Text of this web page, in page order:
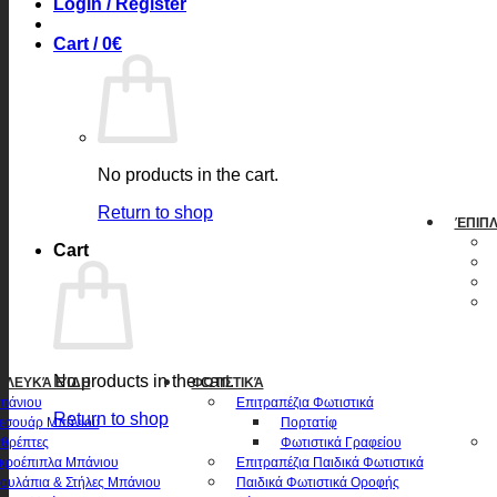
Login / Register
Cart /0€
No products in the cart.
Return to shop
Cart
No products in the cart.
Return to shop
ΛΕΥΚΆ ΕΊΔΗ
Μπάνιου
Μπάνιου
& Στήλες Μπάνιου
ΦΩΤΙΣΤΙΚΆ
Επιτραπέζια Φωτιστικά
Πορτατίφ
Φωτιστικά Γραφείου
Επιτραπέζια Παιδικά Φωτιστικά
Παιδικά Φωτιστικά Οροφής